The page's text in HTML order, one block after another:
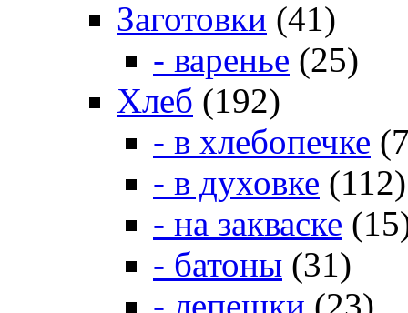
Заготовки (41)
- варенье (25)
Хлеб (192)
- в хлебопечке
- в духовке (112)
- на закваске
- батоны (31)
- лепешки (23)